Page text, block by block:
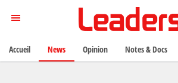
Accueil News Opinion Notes & Docs